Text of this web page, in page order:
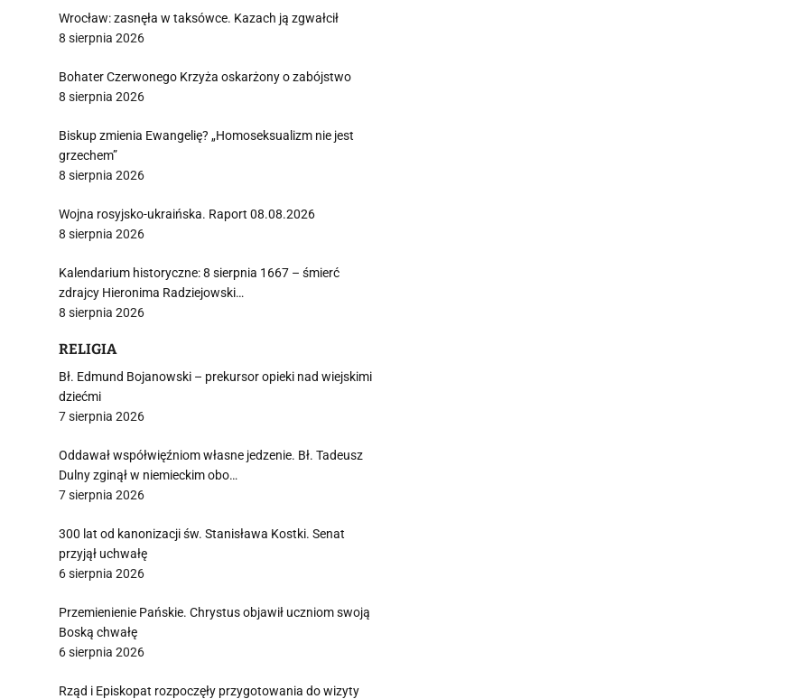
Wrocław: zasnęła w taksówce. Kazach ją zgwałcił
8 sierpnia 2026
Bohater Czerwonego Krzyża oskarżony o zabójstwo
8 sierpnia 2026
Biskup zmienia Ewangelię? „Homoseksualizm nie jest
grzechem”
8 sierpnia 2026
Wojna rosyjsko-ukraińska. Raport 08.08.2026
8 sierpnia 2026
Kalendarium historyczne: 8 sierpnia 1667 – śmierć
zdrajcy Hieronima Radziejowski…
8 sierpnia 2026
RELIGIA
Bł. Edmund Bojanowski – prekursor opieki nad wiejskimi
dziećmi
7 sierpnia 2026
Oddawał współwięźniom własne jedzenie. Bł. Tadeusz
Dulny zginął w niemieckim obo…
7 sierpnia 2026
300 lat od kanonizacji św. Stanisława Kostki. Senat
przyjął uchwałę
6 sierpnia 2026
Przemienienie Pańskie. Chrystus objawił uczniom swoją
Boską chwałę
6 sierpnia 2026
Rząd i Episkopat rozpoczęły przygotowania do wizyty